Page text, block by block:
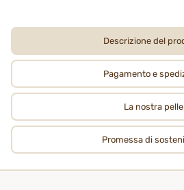
Descrizione del
Pagamento e
La nostra pelle
Promessa di